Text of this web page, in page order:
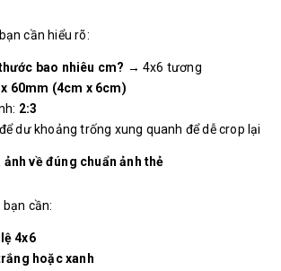
cần hiểu rõ:
bao nhiêu cm? → 4x6 tương
60mm (4cm x 6cm)
2:3
dư khoảng trống xung quanh để dễ crop lại
ảnh về đúng chuẩn ảnh thẻ
cần:
4x6
hoặc xanh